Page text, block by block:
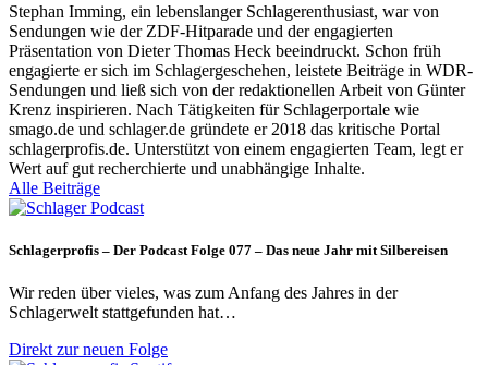
Stephan Imming, ein lebenslanger Schlagerenthusiast, war von
Sendungen wie der ZDF-Hitparade und der engagierten
Präsentation von Dieter Thomas Heck beeindruckt. Schon früh
engagierte er sich im Schlagergeschehen, leistete Beiträge in WDR-
Sendungen und ließ sich von der redaktionellen Arbeit von Günter
Krenz inspirieren. Nach Tätigkeiten für Schlagerportale wie
smago.de und schlager.de gründete er 2018 das kritische Portal
schlagerprofis.de. Unterstützt von einem engagierten Team, legt er
Wert auf gut recherchierte und unabhängige Inhalte.
Alle Beiträge
Schlagerprofis – Der Podcast Folge 077 – Das neue Jahr mit Silbereisen
Wir reden über vieles, was zum Anfang des Jahres in der
Schlagerwelt stattgefunden hat…
Direkt zur neuen Folge